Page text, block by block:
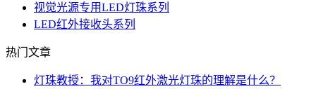
视觉光源专用LED灯珠系列
LED红外接收头系列
热门文章
灯珠教授：我对TO9红外激光灯珠的理解是什么？